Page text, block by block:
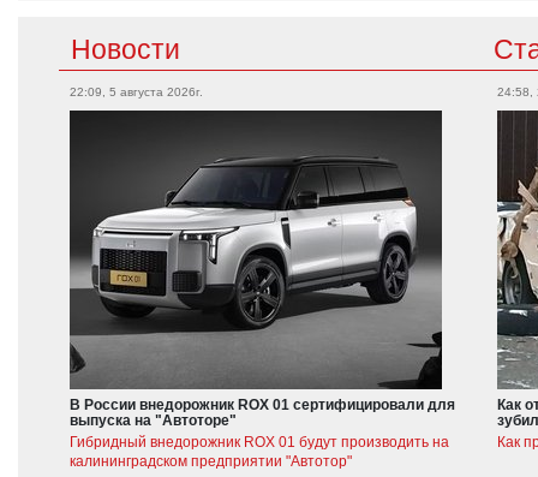
Новости
22:09, 5 августа 2026г.
В России внедорожник ROX 01 сертифицировали для
выпуска на "Автоторе"
Гибридный внедорожник ROX 01 будут производить на
калининградском предприятии "Автотор"
24:58,
Как
Как